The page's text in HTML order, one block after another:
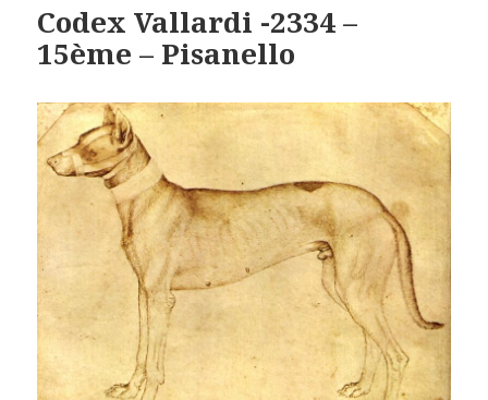
Codex Vallardi -2334 –
15ème – Pisanello